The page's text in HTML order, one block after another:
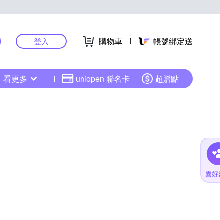
登入 購物車 帳號綁定送
看更多 uniopen 聯名卡 超贈點